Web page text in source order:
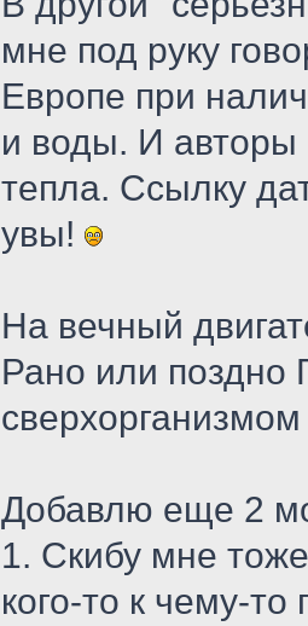
мне под руку
Европе при
и воды. И авторы
тепла. Ссылку
увы!
На вечный
Рано или поздно
Добавлю еще 2
1. Скибу мне
кого-то к чему-